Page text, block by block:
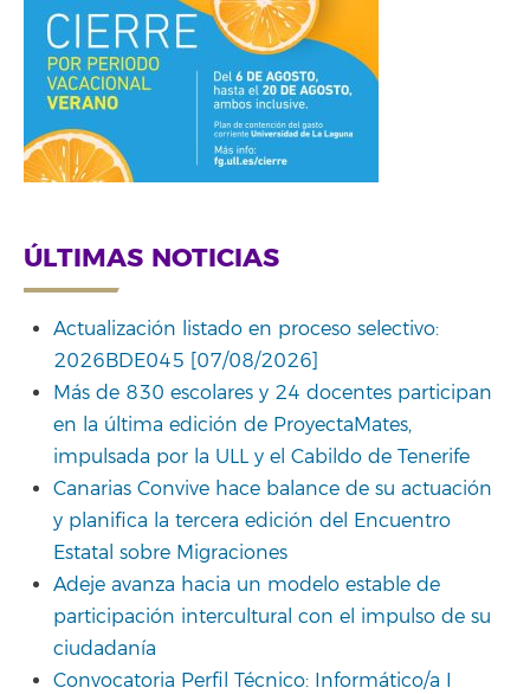
ÚLTIMAS NOTICIAS
Actualización listado en proceso selectivo:
2026BDE045 [07/08/2026]
Más de 830 escolares y 24 docentes participan
en la última edición de ProyectaMates,
impulsada por la ULL y el Cabildo de Tenerife
Canarias Convive hace balance de su actuación
y planifica la tercera edición del Encuentro
Estatal sobre Migraciones
Adeje avanza hacia un modelo estable de
participación intercultural con el impulso de su
ciudadanía
Convocatoria Perfil Técnico: Informático/a I